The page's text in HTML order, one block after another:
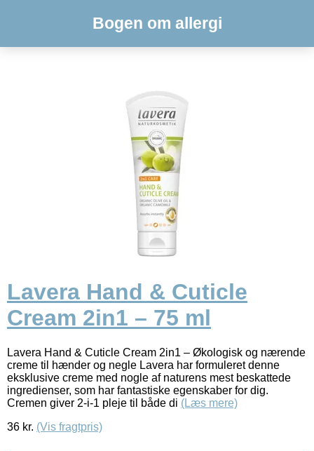
Bogen om allergi
Lavera Hand & Cuticle
Cream 2in1 – 75 ml
Lavera Hand & Cuticle Cream 2in1 – Økologisk og nærende
creme til hænder og negle Lavera har formuleret denne
eksklusive creme med nogle af naturens mest beskattede
ingredienser, som har fantastiske egenskaber for dig.
Cremen giver 2-i-1 pleje til både di (Læs mere)
36 kr. (Vis fragtpris)